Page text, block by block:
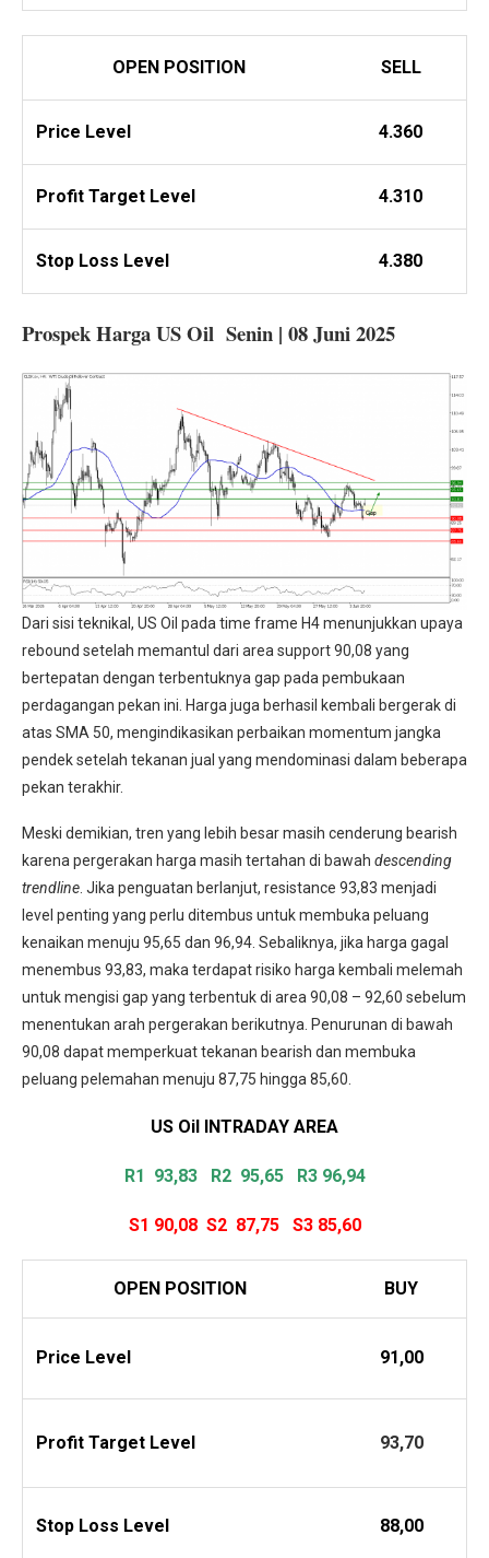
OPEN POSITION SELL
Price Level 4.360
Profit Target Level 4.310
Stop Loss Level 4.380
Prospek Harga US Oil Senin | 08 Juni 2025
Dari sisi teknikal, US Oil pada time frame H4 menunjukkan upaya
rebound setelah memantul dari area support 90,08 yang
bertepatan dengan terbentuknya gap pada pembukaan
perdagangan pekan ini. Harga juga berhasil kembali bergerak di
atas SMA 50, mengindikasikan perbaikan momentum jangka
pendek setelah tekanan jual yang mendominasi dalam beberapa
pekan terakhir.
Meski demikian, tren yang lebih besar masih cenderung bearish
karena pergerakan harga masih tertahan di bawah descending
trendline. Jika penguatan berlanjut, resistance 93,83 menjadi
level penting yang perlu ditembus untuk membuka peluang
kenaikan menuju 95,65 dan 96,94. Sebaliknya, jika harga gagal
menembus 93,83, maka terdapat risiko harga kembali melemah
untuk mengisi gap yang terbentuk di area 90,08 – 92,60 sebelum
menentukan arah pergerakan berikutnya. Penurunan di bawah
90,08 dapat memperkuat tekanan bearish dan membuka
peluang pelemahan menuju 87,75 hingga 85,60.
US Oil INTRADAY AREA
R1 93,83 R2 95,65 R3 96,94
S1 90,08S2 87,75 S3 85,60
OPEN POSITION BUY
Price Level 91,00
Profit Target Level 93,70
Stop Loss Level 88,00